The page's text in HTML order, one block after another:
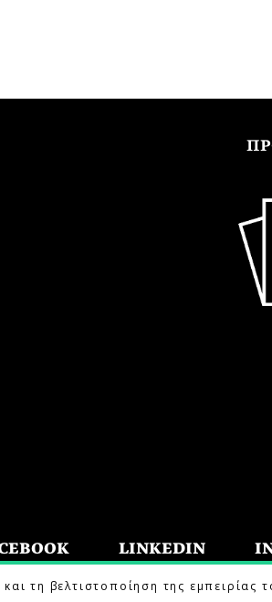
LINKEDIN
τη βελτιστοποίηση της εμπειρίας